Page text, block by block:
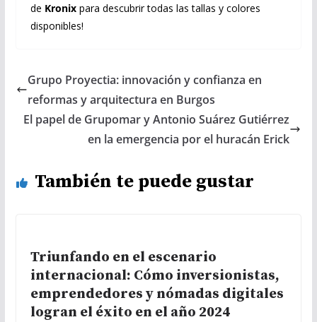
de Kronixpara descubrir todas las tallas y colores
disponibles!
Grupo Proyectia: innovación y confianza en
reformas y arquitectura en Burgos
El papel de Grupomar y Antonio Suárez Gutiérrez
en la emergencia por el huracán Erick
También te puede gustar
Triunfando en el escenario
internacional: Cómo inversionistas,
emprendedores y nómadas digitales
logran el éxito en el año 2024